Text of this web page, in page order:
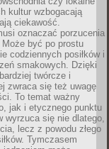
kultur wzbogacają
ciekawość.
oznaczać porzucenia
być po prostu
codziennych posiłków i
smakowych. Dzięki
twórcze i
zwraca się też uwagę
To temat ważny
jak i etycznego punktu
wyrzuca się nie dlatego,
lecz z powodu złego
Tymczasem